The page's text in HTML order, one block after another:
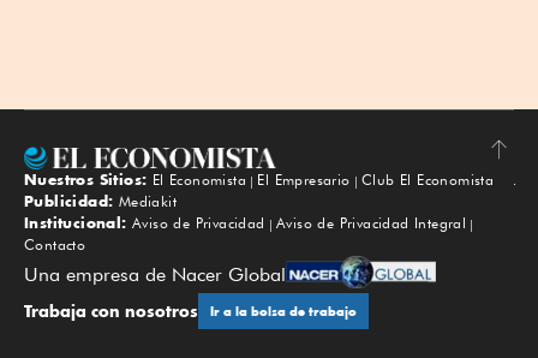
Subir
Nuestros Sitios: El Economista El Empresario
Club El Economista
Publicidad: Mediakit
Institucional: Aviso de Privacidad
Aviso de Privacidad Integral
Contacto
Una empresa de Nacer Global
Trabaja con nosotros Ir a la bolsa de trabajo